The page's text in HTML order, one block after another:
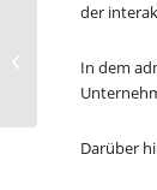
der
In dem
Darüber
Neue